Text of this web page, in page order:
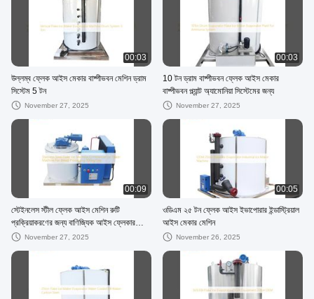
00:03
উল্লম্ব ফ্লেক আইস মেকার বাষ্পীভবন মেশিন ড্রাম
সিস্টেম 5 টন
November 27, 2025
00:03
10 টন ড্রাম বাষ্পীভবন ফ্লেক আইস মেকার
বাষ্পীভবন প্ল্যান্ট অ্যামোনিয়া সিস্টেমের জন্য
November 27, 2025
00:09
স্টেইনলেস স্টীল ফ্লেক আইস মেশিন রুটি
প্রক্রিয়াকরণের জন্য বাণিজ্যিক আইস ফ্লেকার
মেশিন 500 কেজি / দিন
November 27, 2025
00:05
ওডিএম ২৫ টন ফ্লেক আইস ইভাপোরার ইন্ডাস্ট্রিয়াল
আইস মেকার মেশিন
November 26, 2025